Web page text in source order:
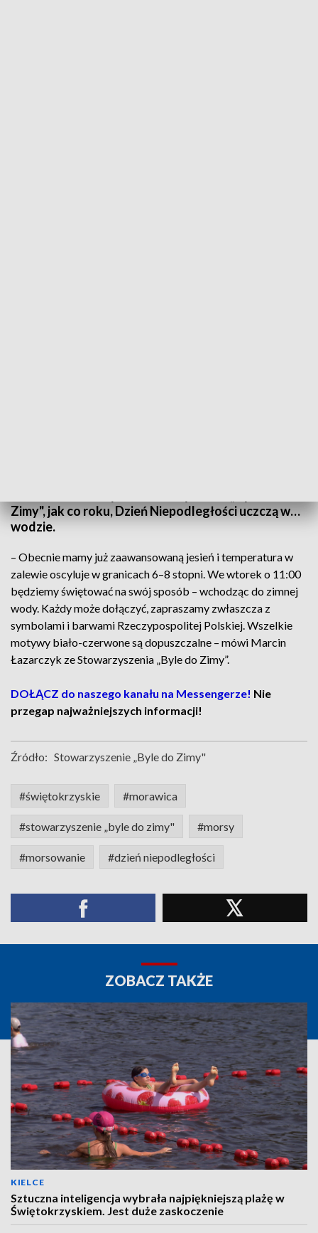
Zimy", jak co roku, Dzień Niepodległości uczczą w…
wodzie.
– Obecnie mamy już zaawansowaną jesień i temperatura w
zalewie oscyluje w granicach 6–8 stopni. We wtorek o 11:00
będziemy świętować na swój sposób – wchodząc do zimnej
wody. Każdy może dołączyć, zapraszamy zwłaszcza z
symbolami i barwami Rzeczypospolitej Polskiej. Wszelkie
motywy biało-czerwone są dopuszczalne – mówi Marcin
Łazarczyk ze Stowarzyszenia „Byle do Zimy”.
DOŁĄCZ do naszego kanału na Messengerze! Nie
przegap najważniejszych informacji!
Źródło: Stowarzyszenie „Byle do Zimy"
#świętokrzyskie #morawica
#stowarzyszenie „byle do zimy" #morsy
#morsowanie #dzień niepodległości
ZOBACZ TAKŻE
KIELCE
Sztuczna inteligencja wybrała najpiękniejszą plażę w
Świętokrzyskiem. Jest duże zaskoczenie